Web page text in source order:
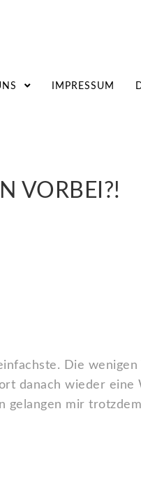
IMPRESSUM
VORBEI?!
Die wenigen
danach wieder
gelangen mir